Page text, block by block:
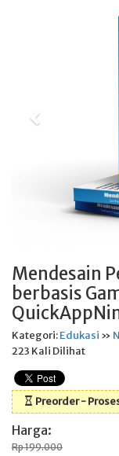
Mendesain
berbasis
Kategori:Edukasi »
223 Kali Dilihat
Preorder -
Harga:
Rp 199.000